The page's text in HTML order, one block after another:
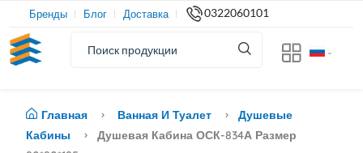
Бренды Блог Доставка 0322060101
Главная Ванная И Туалет
Душевые
Кабины
Душевая Кабина ОСК-834А Размер